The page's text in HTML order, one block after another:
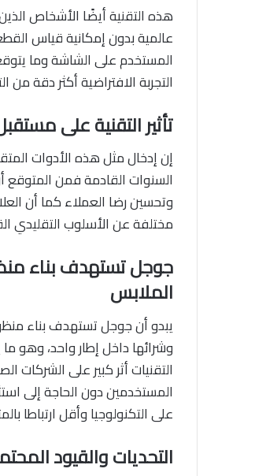
هذه التقنية أيضًا الأشخاص
عالمية بدون إمكانية قياس
المستخدم على الشاشة وما
التجربة الافتراضية أكثر دقة من
تأثير التقنية على
إن إدخال مثل هذه الأدوات
السنوات القادمة فمن المتوقع
وتحسين رضا العملاء كما أن
مختلفة عن الأسلوب التقليدي
جوجل تستهدف بناء
الملابس
يبدو أن جوجل تستهدف بناء
وشرائها داخل إطار واحد، وهو
التقنيات أثر كبير على الشركات
المستخدمين دون الحاجة إلى
على التكنولوجيا وأقل ارتباطا
التحديات والقيود